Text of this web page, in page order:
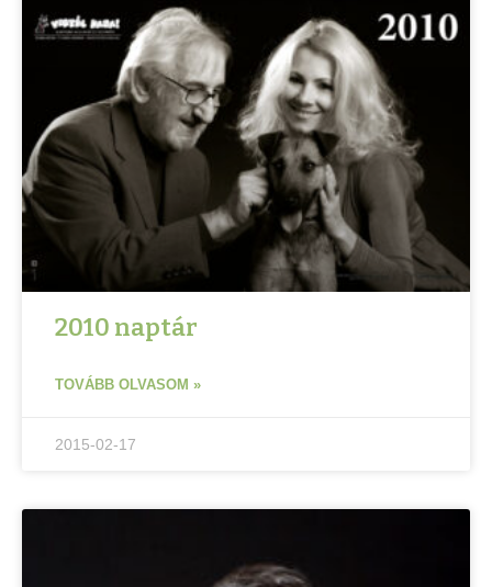
2010 naptár
TOVÁBB OLVASOM »
2015-02-17